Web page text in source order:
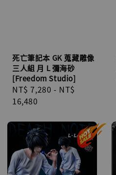
死亡筆記本 GK 蒐藏雕像
三人組 月 L 彌海砂
[Freedom Studio]
Regular
price
NT$ 7,280 - NT$
16,480